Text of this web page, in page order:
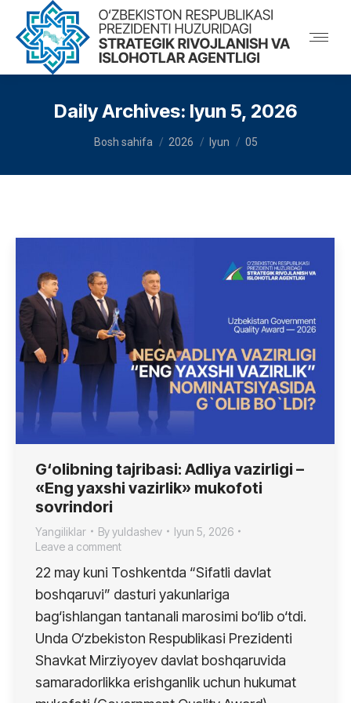
Daily Archives: Iyun 5, 2026
You are here:
Bosh sahifa 2026 Iyun 05
G‘olibning tajribasi: Adliya vazirligi –
«Eng yaxshi vazirlik» mukofoti
sovrindori
Yangiliklar Byyuldashev
Iyun 5, 2026
Leave a comment
22 may kuni Toshkentda “Sifatli davlat
boshqaruvi” dasturi yakunlariga
bag‘ishlangan tantanali marosimi bo‘lib o‘tdi.
Unda O‘zbekiston Respublikasi Prezidenti
Shavkat Mirziyoyev davlat boshqaruvida
samaradorlikka erishganlik uchun hukumat